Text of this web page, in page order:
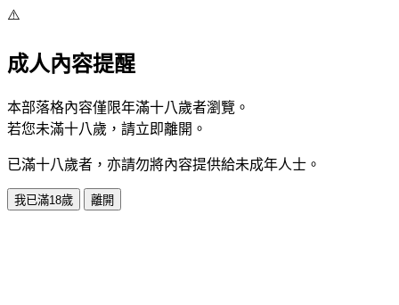
⚠️
成人內容提醒
本部落格內容僅限年滿十八歲者瀏覽。
若您未滿十八歲，請立即離開。
已滿十八歲者，亦請勿將內容提供給未成年人士。
我已滿18歲 離開